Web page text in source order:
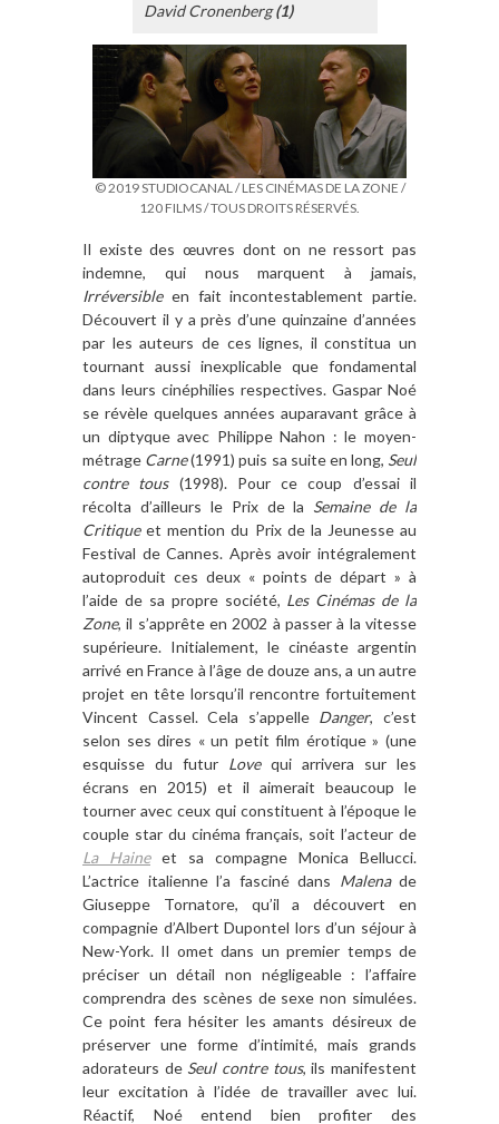
David Cronenberg(1)
© 2019 STUDIOCANAL / LES CINÉMAS DE LA ZONE /
120 FILMS / TOUS DROITS RÉSERVÉS.
Il existe des œuvres dont on ne ressort pas
indemne, qui nous marquent à jamais,
Irréversibleen fait incontestablement partie.
Découvert il y a près d’une quinzaine d’années
par les auteurs de ces lignes, il constitua un
tournant aussi inexplicable que fondamental
dans leurs cinéphilies respectives. Gaspar Noé
se révèle quelques années auparavant grâce à
un diptyque avec Philippe Nahon : le moyen-
métrage Carne(1991) puis sa suite en long, Seul
contre tous(1998). Pour ce coup d’essai il
récolta d’ailleurs le Prix de la Semaine de la
Critiqueet mention du Prix de la Jeunesse au
Festival de Cannes. Après avoir intégralement
autoproduit ces deux « points de départ » à
l’aide de sa propre société, Les Cinémas de la
Zone, il s’apprête en 2002 à passer à la vitesse
supérieure. Initialement, le cinéaste argentin
arrivé en France à l’âge de douze ans, a un autre
projet en tête lorsqu’il rencontre fortuitement
Vincent Cassel. Cela s’appelle Danger, c’est
selon ses dires « un petit film érotique » (une
esquisse du futur Lovequi arrivera sur les
écrans en 2015) et il aimerait beaucoup le
tourner avec ceux qui constituent à l’époque le
couple star du cinéma français, soit l’acteur de
La Haineet sa compagne Monica Bellucci.
L’actrice italienne l’a fasciné dans Malenade
Giuseppe Tornatore, qu’il a découvert en
compagnie d’Albert Dupontel lors d’un séjour à
New-York. Il omet dans un premier temps de
préciser un détail non négligeable : l’affaire
comprendra des scènes de sexe non simulées.
Ce point fera hésiter les amants désireux de
préserver une forme d’intimité, mais grands
adorateurs de Seul contre tous, ils manifestent
leur excitation à l’idée de travailler avec lui.
Réactif, Noé entend bien profiter des